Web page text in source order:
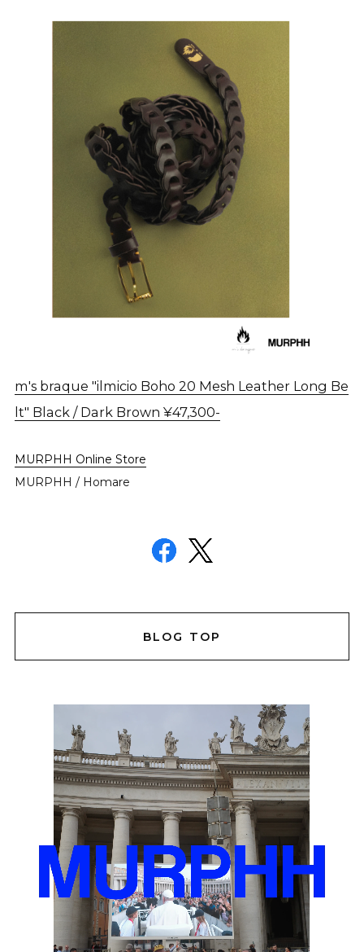
m's braque "ilmicio Boho 20 Mesh Leather Long Be
lt" Black / Dark Brown ¥47,300-
MURPHH Online Store
MURPHH / Homare
BLOG TOP